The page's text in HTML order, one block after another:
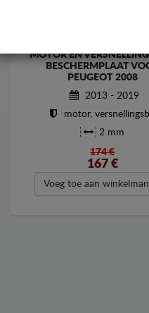
MOTOR EN
BESCHERMPLAAT
PEUGEOT 2008
2013 - 2019
motor,
2 mm
174 €
167€
Voeg toe aan